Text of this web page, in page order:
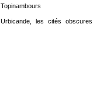
Topinambours
Urbicande, les cités obscures